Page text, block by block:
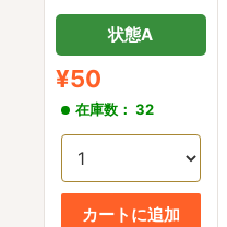
状態A
販
売
¥50
在庫数： 32
カートに追加